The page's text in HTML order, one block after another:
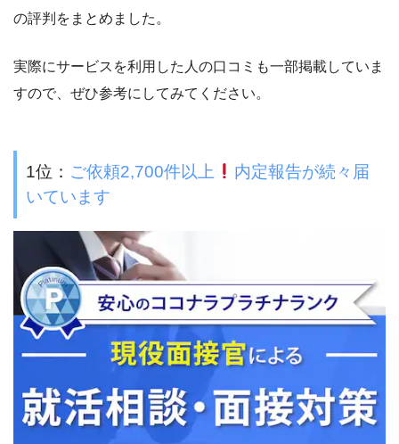
の評判をまとめました。
実際にサービスを利用した人の口コミも一部掲載していま
すので、ぜひ参考にしてみてください。
1位： ご依頼2,700件以上
内定報告が続々届
いています